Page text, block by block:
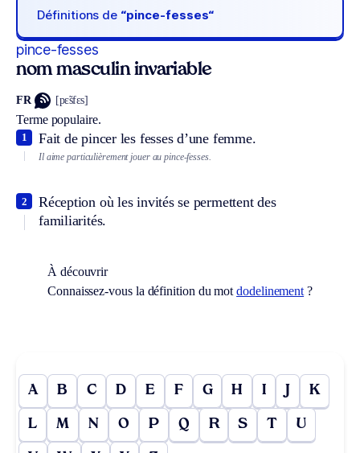
Définitions de “pince-fesses“
pince-fesses
nom masculin invariable
FR [pɛ̃sfɛs]
Terme populaire.
Fait de pincer les fesses d’une femme.
1
Il aime particulièrement jouer au pince-fesses.
Réception où les invités se permettent des
familiarités.
2
À découvrir
Connaissez-vous la définition du motdodelinement ?
A B C D E F G H I J K
L M N O P Q R S T U